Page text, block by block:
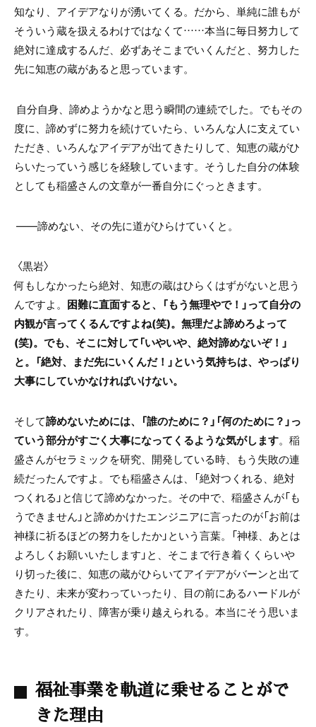
知なり、アイデアなりが湧いてくる。だから、単純に誰もが
そういう蔵を扱えるわけではなくて……本当に毎日努力して
絶対に達成するんだ、必ずあそこまでいくんだと、努力した
先に知恵の蔵があると思っています。
自分自身、諦めようかなと思う瞬間の連続でした。でもその
度に、諦めずに努力を続けていたら、いろんな人に支えてい
ただき、いろんなアイデアが出てきたりして、知恵の蔵がひ
らいたっていう感じを経験しています。そうした自分の体験
としても稲盛さんの文章が一番自分にぐっときます。
――諦めない、その先に道がひらけていくと。
〈黒岩〉
何もしなかったら絶対、知恵の蔵はひらくはずがないと思う
んですよ。 困難に直面すると、「もう無理やで！」って自分の
内観が言ってくるんですよね(笑)。無理だよ諦めろよって
(笑)。でも、そこに対して「いやいや、絶対諦めないぞ！」
と。「絶対、まだ先にいくんだ！」という気持ちは、やっぱり
大事にしていかなければいけない。
そして諦めないためには、「誰のために？」「何のために？」っ
ていう部分がすごく大事になってくるような気がします。稲
盛さんがセラミックを研究、開発している時、もう失敗の連
続だったんですよ。でも稲盛さんは、「絶対つくれる、絶対
つくれる」と信じて諦めなかった。その中で、稲盛さんが「も
うできません」と諦めかけたエンジニアに言ったのが「お前は
神様に祈るほどの努力をしたか」という言葉。「神様、あとは
よろしくお願いいたします」と、そこまで行き着くくらいや
り切った後に、知恵の蔵がひらいてアイデアがバーンと出て
きたり、未来が変わっていったり、目の前にあるハードルが
クリアされたり、障害が乗り越えられる。本当にそう思いま
す。
福祉事業を軌道に乗せることがで
きた理由